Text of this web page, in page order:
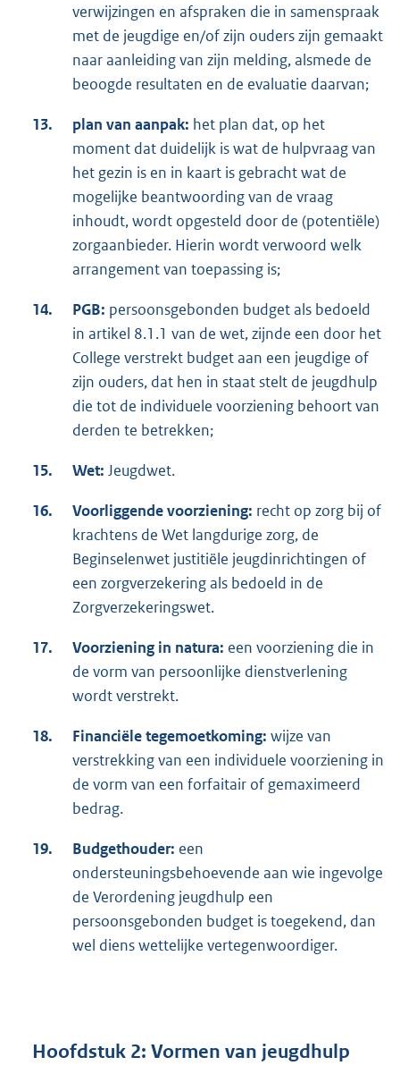
verwijzingen en afspraken die in samenspraak
met de jeugdige en/of zijn ouders zijn gemaakt
naar aanleiding van zijn melding, alsmede de
beoogde resultaten en de evaluatie daarvan;
13. plan van aanpak: het plan dat, op het
moment dat duidelijk is wat de hulpvraag van
het gezin is en in kaart is gebracht wat de
mogelijke beantwoording van de vraag
inhoudt, wordt opgesteld door de (potentiële)
zorgaanbieder. Hierin wordt verwoord welk
arrangement van toepassing is;
14. PGB: persoonsgebonden budget als bedoeld
in artikel 8.1.1 van de wet, zijnde een door het
College verstrekt budget aan een jeugdige of
zijn ouders, dat hen in staat stelt de jeugdhulp
die tot de individuele voorziening behoort van
derden te betrekken;
15. Wet: Jeugdwet.
16. Voorliggende voorziening: recht op zorg bij of
krachtens de Wet langdurige zorg, de
Beginselenwet justitiële jeugdinrichtingen of
een zorgverzekering als bedoeld in de
Zorgverzekeringswet.
17. Voorziening in natura: een voorziening die in
de vorm van persoonlijke dienstverlening
wordt verstrekt.
18. Financiële tegemoetkoming: wijze van
verstrekking van een individuele voorziening in
de vorm van een forfaitair of gemaximeerd
bedrag.
19. Budgethouder: een
ondersteuningsbehoevende aan wie ingevolge
de Verordening jeugdhulp een
persoonsgebonden budget is toegekend, dan
wel diens wettelijke vertegenwoordiger.
Hoofdstuk 2: Vormen van jeugdhulp